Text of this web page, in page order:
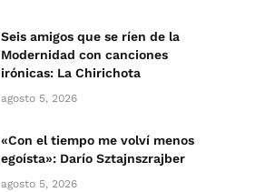
Seis amigos que se ríen de la
Modernidad con canciones
irónicas: La Chirichota
agosto 5, 2026
«Con el tiempo me volví menos
egoísta»: Darío Sztajnszrajber
agosto 5, 2026